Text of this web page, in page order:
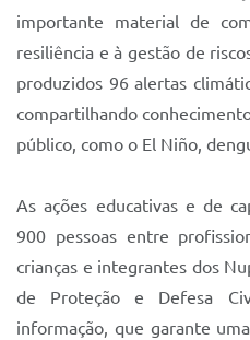
importante material de
resiliência e à gestão de
produzidos 96 alertas
compartilhando
público, como o El Niño,
As ações educativas e de
900 pessoas entre
crianças e integrantes dos
de Proteção e Defesa
informação, que garante